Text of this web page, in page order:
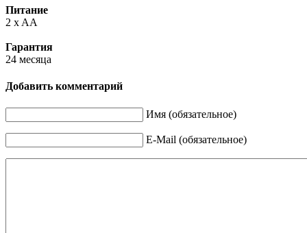
Питание
2 x AA
Гарантия
24 месяца
Добавить комментарий
Имя (обязательное)
E-Mail (обязательное)